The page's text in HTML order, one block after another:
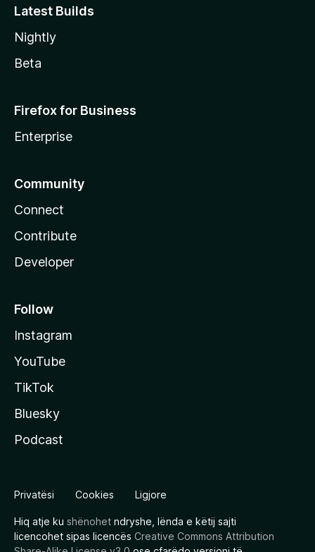
Latest Builds
Nightly
Beta
Firefox for Business
Enterprise
Community
Connect
Contribute
Developer
Follow
Instagram
YouTube
TikTok
Bluesky
Podcast
Privatësi Cookies Ligjore
Hiq atje ku shënohet ndryshe, lënda e këtij sajti
licencohet sipas licencës Creative Commons Attribution